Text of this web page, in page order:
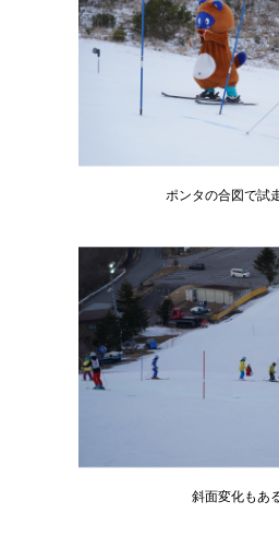
ポンタの合図で試
斜面変化もあ